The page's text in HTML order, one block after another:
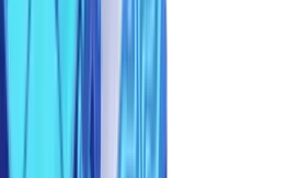
de primeira geração
são igualmente vulneráveis. Esses